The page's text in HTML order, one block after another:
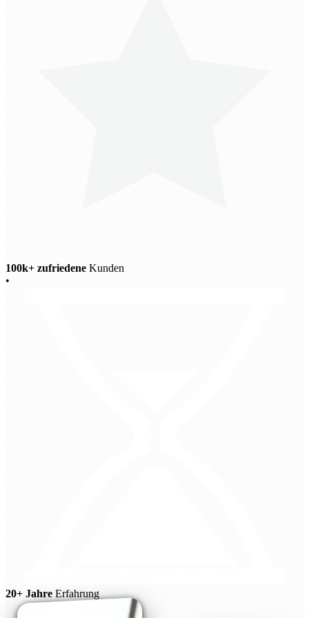
100k+ zufriedene Kunden
•
20+ Jahre Erfahrung